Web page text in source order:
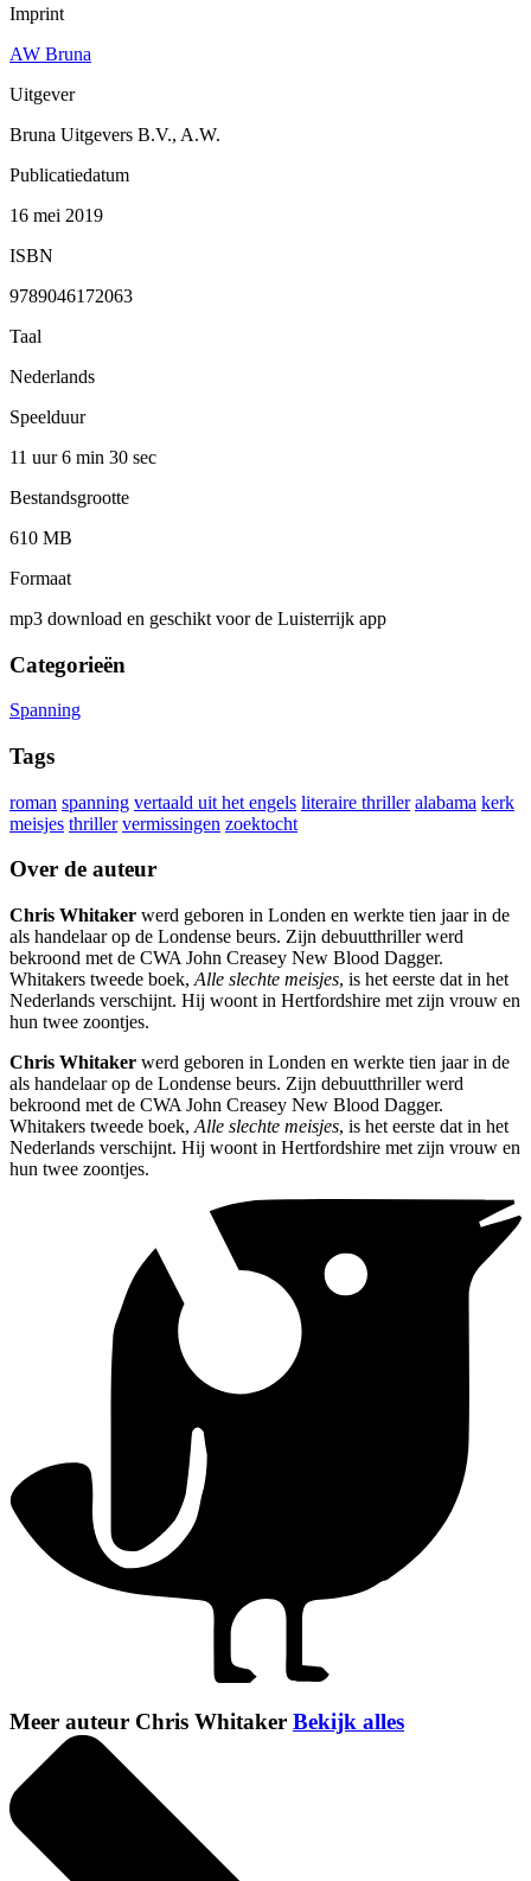
Imprint
AW Bruna
Uitgever
Bruna Uitgevers B.V., A.W.
Publicatiedatum
16 mei 2019
ISBN
9789046172063
Taal
Nederlands
Speelduur
11 uur 6 min 30 sec
Bestandsgrootte
610 MB
Formaat
mp3 download en geschikt voor de Luisterrijk app
Categorieën
Spanning
Tags
roman spanning vertaald uit het engels literaire thriller alabama kerk
meisjes thriller vermissingen zoektocht
Over de auteur
Chris Whitaker werd geboren in Londen en werkte tien jaar in de
als handelaar op de Londense beurs. Zijn debuutthriller werd
bekroond met de CWA John Creasey New Blood Dagger.
Whitakers tweede boek, Alle slechte meisjes, is het eerste dat in het
Nederlands verschijnt. Hij woont in Hertfordshire met zijn vrouw en
hun twee zoontjes.
Chris Whitaker werd geboren in Londen en werkte tien jaar in de
als handelaar op de Londense beurs. Zijn debuutthriller werd
bekroond met de CWA John Creasey New Blood Dagger.
Whitakers tweede boek, Alle slechte meisjes, is het eerste dat in het
Nederlands verschijnt. Hij woont in Hertfordshire met zijn vrouw en
hun twee zoontjes.
Meer auteur Chris Whitaker Bekijk alles